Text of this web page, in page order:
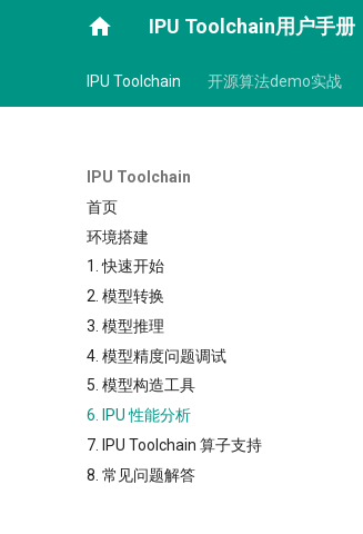
IPU Toolchain用户手册
IPU Toolchain 开源算法demo实战
IPU Toolchain
首页
环境搭建
1. 快速开始
2. 模型转换
3. 模型推理
4. 模型精度问题调试
5. 模型构造工具
6. IPU 性能分析
7. IPU Toolchain 算子支持
8. 常见问题解答